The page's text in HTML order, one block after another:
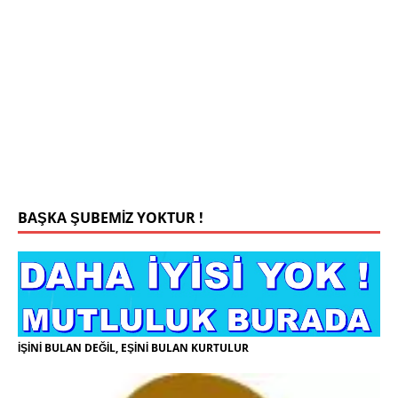
BAŞKA ŞUBEMİZ YOKTUR !
İŞİNİ BULAN DEĞİL, EŞİNİ BULAN KURTULUR